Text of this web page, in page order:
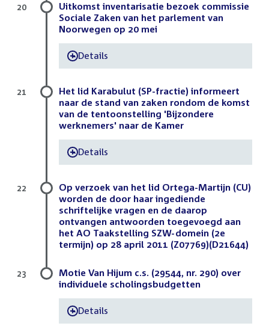
Uitkomst inventarisatie bezoek commissie
Sociale Zaken van het parlement van
Noorwegen op 20 mei
-Details
20
Het lid Karabulut (SP-fractie) informeert
naar de stand van zaken rondom de komst
van de tentoonstelling 'Bijzondere
werknemers' naar de Kamer
-Details
21
Op verzoek van het lid Ortega-Martijn (CU)
worden de door haar ingediende
schriftelijke vragen en de daarop
ontvangen antwoorden toegevoegd aan
het AO Taakstelling SZW-domein (2e
termijn) op 28 april 2011 (Z07769)(D21644)
22
Motie Van Hijum c.s. (29544, nr. 290) over
individuele scholingsbudgetten
-Details
23